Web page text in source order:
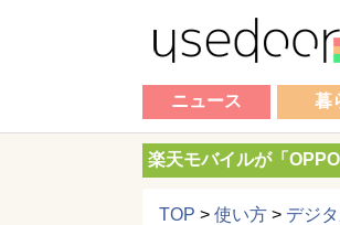
ニュース 暮
楽天モバイルが「
TOP > 使い方 > デジ